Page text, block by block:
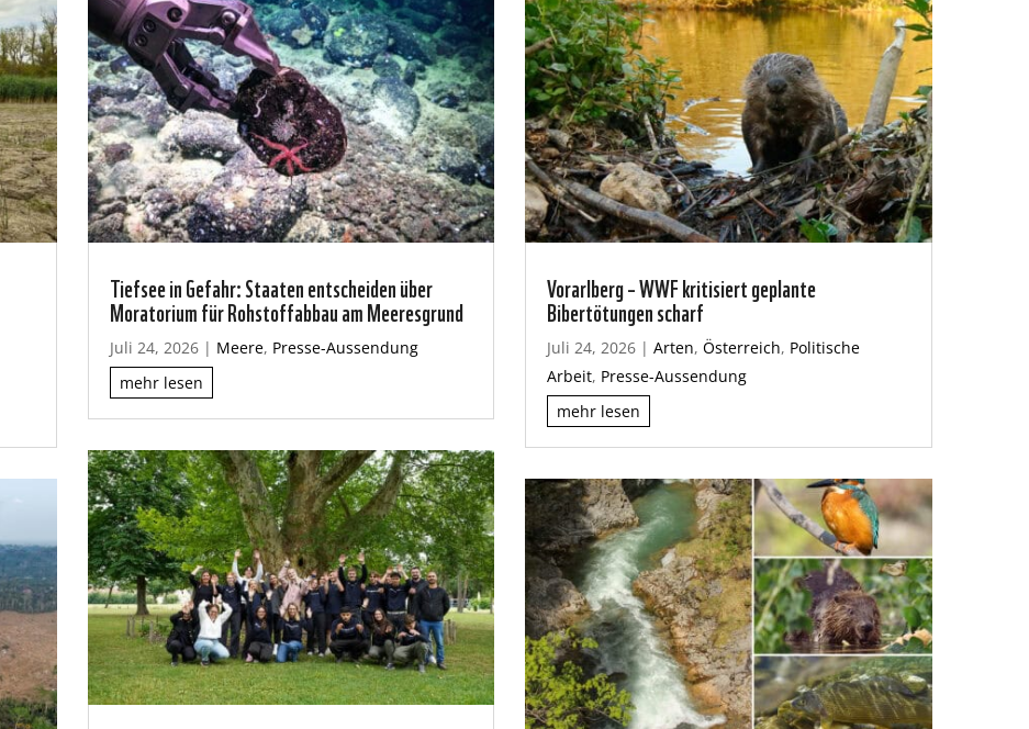
Tiefsee in Gefahr: Staaten entscheiden über
Moratorium für Rohstoffabbau am Meeresgrund
Juli 24, 2026| Meere, Presse-Aussendung
mehr lesen
Vorarlberg – WWF kritisiert geplante
Bibertötungen scharf
Juli 24, 2026 |Arten,Österreich, Politische
Arbeit, Presse-Aussendung
mehr lesen